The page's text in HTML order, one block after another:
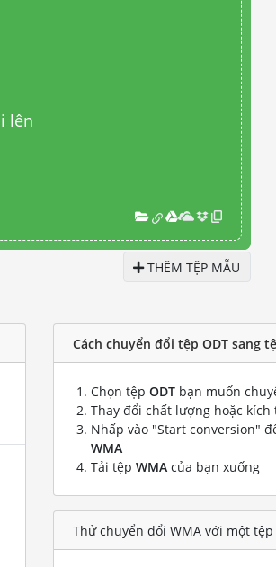
lên
THÊM TỆP MẪU
Cách chuyển đổi tệp ODT sang
Chọn tệp ODT bạn muốn
Thay đổi chất lượng hoặc
Nhấp vào "Start conversion"
WMA
Tải tệp WMA của bạn xuống
Thử chuyển đổi WMA với một